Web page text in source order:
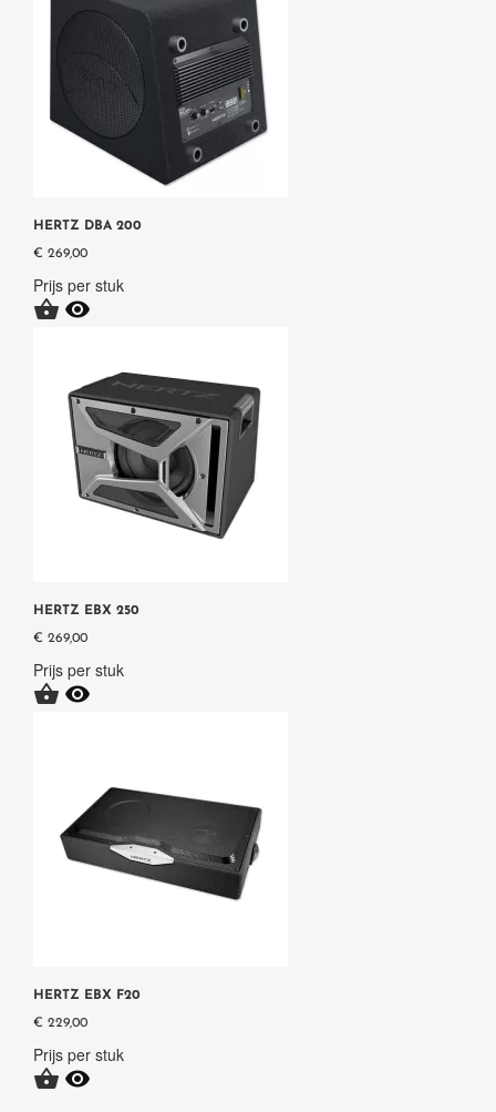
HERTZ DBA 200
€ 269,00
Prijs per stuk
 
HERTZ EBX 250
€ 269,00
Prijs per stuk
 
HERTZ EBX F20
€ 229,00
Prijs per stuk
 